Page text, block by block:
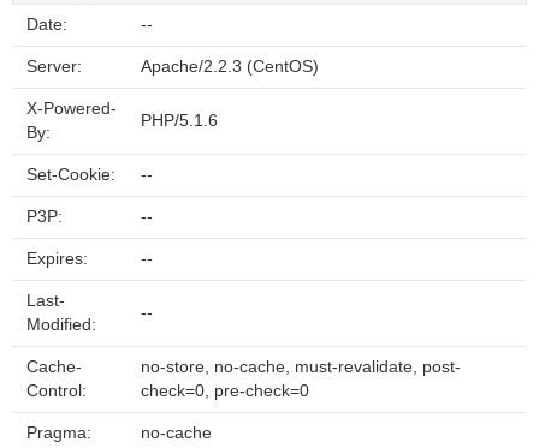
Date: --
Server: Apache/2.2.3 (CentOS)
X-Powered-
By:
PHP/5.1.6
Set-Cookie: --
P3P: --
Expires: --
Last-
Modified:
--
Cache-
Control:
no-store, no-cache, must-revalidate, post-
check=0, pre-check=0
Pragma: no-cache